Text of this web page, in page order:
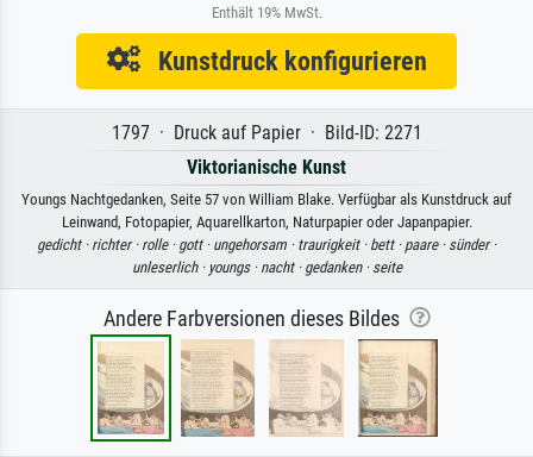
Enthält 19% MwSt.
Kunstdruck konfigurieren
1797 · Druck auf Papier · Bild-ID: 2271
Viktorianische Kunst
Youngs Nachtgedanken, Seite 57 von William Blake. Verfügbar als Kunstdruck auf
Leinwand, Fotopapier, Aquarellkarton, Naturpapier oder Japanpapier.
gedicht · richter · rolle · gott · ungehorsam · traurigkeit · bett · paare · sünder ·
unleserlich · youngs · nacht · gedanken · seite
Andere Farbversionen dieses Bildes